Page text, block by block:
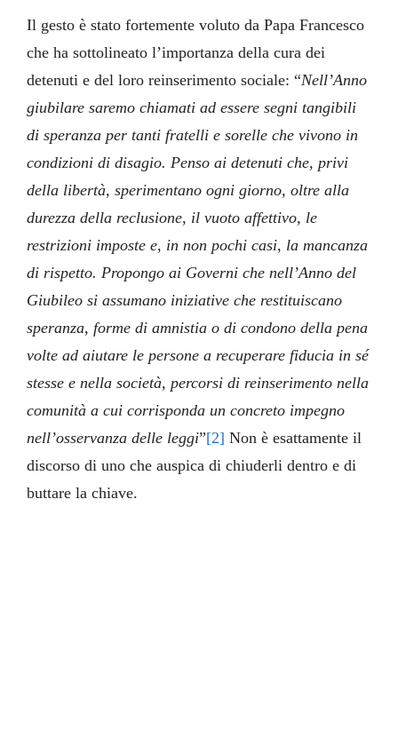
Il gesto è stato fortemente voluto da Papa Francesco
che ha sottolineato l’importanza della cura dei
detenuti e del loro reinserimento sociale: “Nell’Anno
giubilare saremo chiamati ad essere segni tangibili
di speranza per tanti fratelli e sorelle che vivono in
condizioni di disagio. Penso ai detenuti che, privi
della libertà, sperimentano ogni giorno, oltre alla
durezza della reclusione, il vuoto affettivo, le
restrizioni imposte e, in non pochi casi, la mancanza
di rispetto. Propongo ai Governi che nell’Anno del
Giubileo si assumano iniziative che restituiscano
speranza, forme di amnistia o di condono della pena
volte ad aiutare le persone a recuperare fiducia in sé
stesse e nella società, percorsi di reinserimento nella
comunità a cui corrisponda un concreto impegno
nell’osservanza delle leggi”[2]Non è esattamente il
discorso di uno che auspica di chiuderli dentro e di
buttare la chiave.